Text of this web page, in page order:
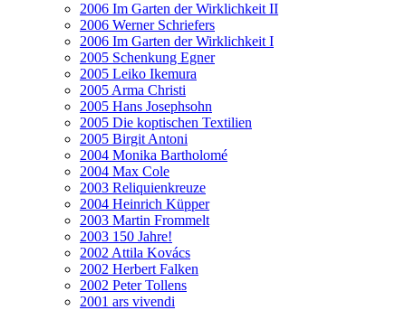
2006 Im Garten der Wirklichkeit II
2006 Werner Schriefers
2006 Im Garten der Wirklichkeit I
2005 Schenkung Egner
2005 Leiko Ikemura
2005 Arma Christi
2005 Hans Josephsohn
2005 Die koptischen Textilien
2005 Birgit Antoni
2004 Monika Bartholomé
2004 Max Cole
2003 Reliquienkreuze
2004 Heinrich Küpper
2003 Martin Frommelt
2003 150 Jahre!
2002 Attila Kovács
2002 Herbert Falken
2002 Peter Tollens
2001 ars vivendi